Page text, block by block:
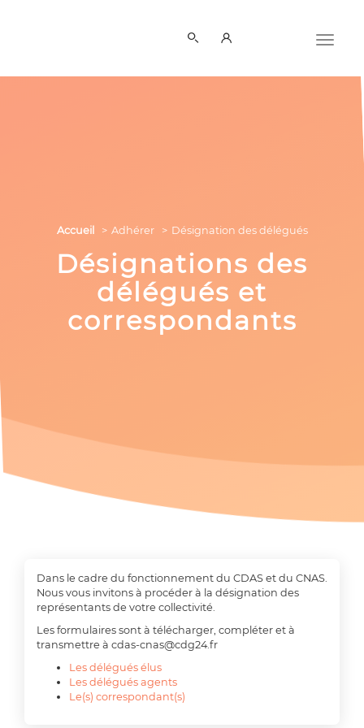
Accueil Adhérer Désignation des délégués
Désignations des
délégués et
correspondants
Dans le cadre du fonctionnement du CDAS et du CNAS.
Nous vous invitons à procéder à la désignation des
représentants de votre collectivité.
Les formulaires sont à télécharger, compléter et à
transmettre à cdas-cnas@cdg24.fr
Les délégués élus
Les délégués agents
Le(s) correspondant(s)